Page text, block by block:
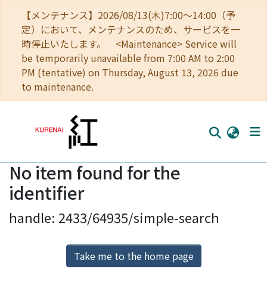
【メンテナンス】2026/08/13(木)7:00～14:00（予
定）において、メンテナンスのため、サービスを一
時停止いたします。 <Maintenance> Service will
be temporarily unavailable from 7:00 AM to 2:00
PM (tentative) on Thursday, August 13, 2026 due
to maintenance.
Home
Communities
Browse
Download Ranking
No item found for the
identifier
handle: 2433/64935/simple-search
Take me to the home page